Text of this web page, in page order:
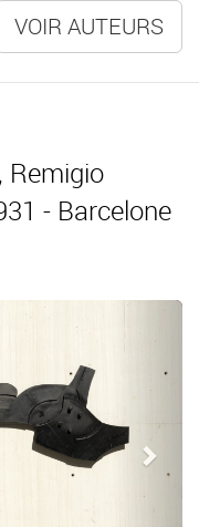
VOIR AUTEURS
Remigio
- Barcelone